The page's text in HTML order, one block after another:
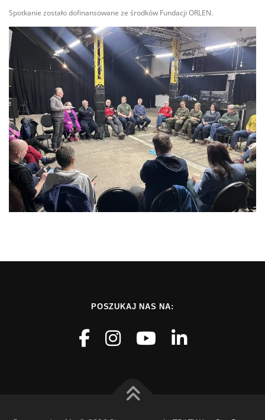
Spotkanie zostało dofinansowane ze środków Fundacji ORLEN.
POSZUKAJ NAS NA: